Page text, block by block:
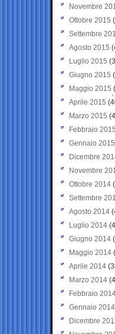
Novembre
Ottobre 2015
Settembre
Agosto 2015
Luglio 2015
Giugno 2015
Maggio 2015
Aprile 2015
Marzo 2015
Febbraio 2015
Gennaio 2015
Dicembre
Novembre
Ottobre 2014
Settembre
Agosto 2014
Luglio 2014
Giugno 2014
Maggio 2014
Aprile 2014
Marzo 2014
Febbraio
Gennaio 2014
Dicembre